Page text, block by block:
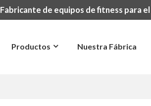
Fabricante de equipos de fitness para
Productos Nuestra Fábrica